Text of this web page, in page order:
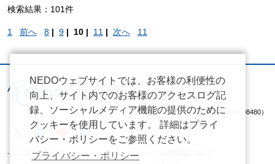
検索結果：101件
1 前へ 8 | 9 | 10 | 11 | 次へ 11
（法人番号 2020005008480）
サイトマップ
NEDOウェブサイトでは、お客様の利便性の
向上、サイト内でのお客様のアクセスログ記
録、ソーシャルメディア機能の提供のために
クッキーを使用しています。 詳細はプライ
バシー・ポリシーをご参照ください。
プライバシー・ポリシー